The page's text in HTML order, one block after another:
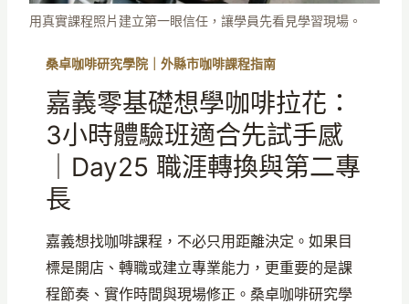
用真實課程照片建立第一眼信任，讓學員先看見學習現場。
桑卓咖啡研究學院｜外縣市咖啡課程指南
嘉義零基礎想學咖啡拉花：
3小時體驗班適合先試手感
｜Day25 職涯轉換與第二專
長
嘉義想找咖啡課程，不必只用距離決定。如果目
標是開店、轉職或建立專業能力，更重要的是課
程節奏、實作時間與現場修正。桑卓咖啡研究學